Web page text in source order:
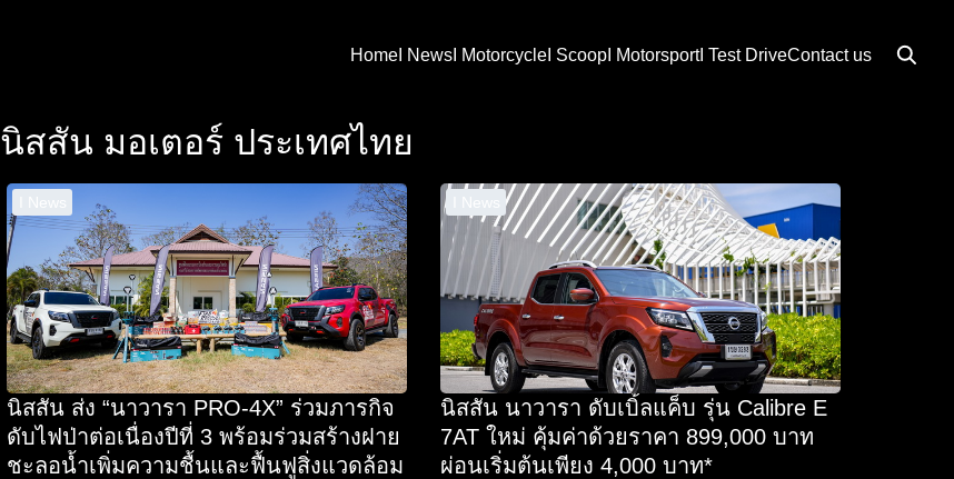
Home I News I Motorcycle I Scoop I MotorsportI Test DriveContact us
นิสสัน มอเตอร์ ประเทศไทย
I News
นิสสัน ส่ง “นาวารา PRO-4X” ร่วมภารกิจ
ดับไฟป่าต่อเนื่องปีที่ 3 พร้อมร่วมสร้างฝาย
ชะลอน้ำเพิ่มความชื้นและฟื้นฟูสิ่งแวดล้อม
I News
นิสสัน นาวารา ดับเบิ้ลแค็บ รุ่น Calibre E
7AT ใหม่ คุ้มค่าด้วยราคา 899,000 บาท
ผ่อนเริ่มต้นเพียง 4,000 บาท*